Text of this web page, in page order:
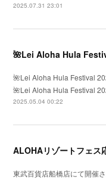
2025.07.31 23:01
🌺Lei Aloha Hula Festival
🌺Lei Aloha Hula Festival
2025.05.04 00:22
ALOHAリゾートフェス
東武百貨店船橋店にて開催